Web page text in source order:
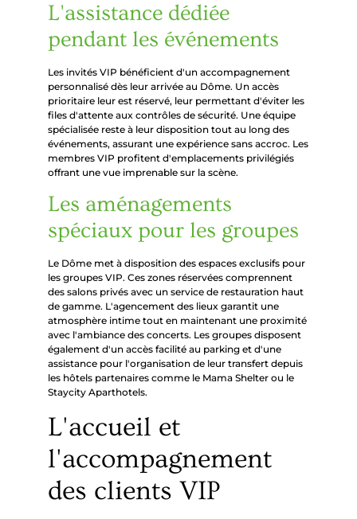
L'assistance dédiée
pendant les événements
Les invités VIP bénéficient d'un accompagnement
personnalisé dès leur arrivée au Dôme. Un accès
prioritaire leur est réservé, leur permettant d'éviter les
files d'attente aux contrôles de sécurité. Une équipe
spécialisée reste à leur disposition tout au long des
événements, assurant une expérience sans accroc. Les
membres VIP profitent d'emplacements privilégiés
offrant une vue imprenable sur la scène.
Les aménagements
spéciaux pour les groupes
Le Dôme met à disposition des espaces exclusifs pour
les groupes VIP. Ces zones réservées comprennent
des salons privés avec un service de restauration haut
de gamme. L'agencement des lieux garantit une
atmosphère intime tout en maintenant une proximité
avec l'ambiance des concerts. Les groupes disposent
également d'un accès facilité au parking et d'une
assistance pour l'organisation de leur transfert depuis
les hôtels partenaires comme le Mama Shelter ou le
Staycity Aparthotels.
L'accueil et
l'accompagnement
des clients VIP